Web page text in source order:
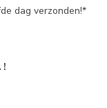
dag verzonden!*
!